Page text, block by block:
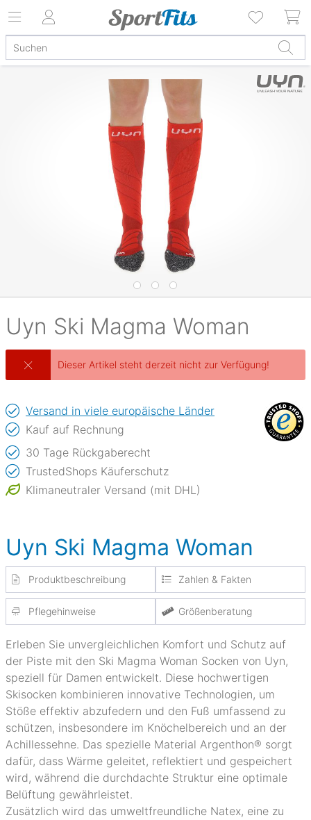
Uyn Ski Magma Woman
Dieser Artikel steht derzeit nicht zur Verfügung!
Versand in viele europäische Länder
Kauf auf Rechnung
30 Tage Rückgaberecht
TrustedShops Käuferschutz
Klimaneutraler Versand (mit DHL)
Uyn Ski Magma Woman
Produktbeschreibung Zahlen & Fakten
Pflegehinweise Größenberatung
Erleben Sie unvergleichlichen Komfort und Schutz auf
der Piste mit den Ski Magma Woman Socken von Uyn,
speziell für Damen entwickelt. Diese hochwertigen
Skisocken kombinieren innovative Technologien, um
Stöße effektiv abzufedern und den Fuß umfassend zu
schützen, insbesondere im Knöchelbereich und an der
Achillessehne. Das spezielle Material Argenthon® sorgt
dafür, dass Wärme geleitet, reflektiert und gespeichert
wird, während die durchdachte Struktur eine optimale
Belüftung gewährleistet.
Zusätzlich wird das umweltfreundliche Natex, eine zu